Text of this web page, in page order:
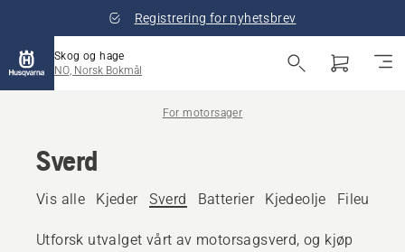
Registrering for nyhetsbrev
Skog og hage
NO, Norsk Bokmål
For motorsager
Sverd
Vis alle Kjeder Sverd Batterier Kjedeolje Fileutstyr
Utforsk utvalget vårt av motorsagsverd, og kjøp